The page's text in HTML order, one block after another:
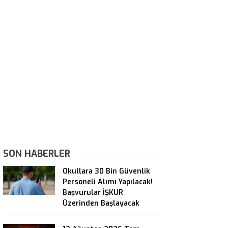
SON HABERLER
Okullara 30 Bin Güvenlik
Personeli Alımı Yapılacak!
Başvurular İŞKUR
Üzerinden Başlayacak